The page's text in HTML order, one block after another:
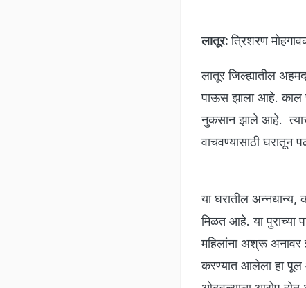
लातूर: त्रिशरण
लातूर जिल्ह्यातील
पाऊस झाला आहे. काल
नुकसान झाले आहे.
वाचवण्यासाठी घरातून
या घरातील अन्नधान्य,
मिळत आहे. या पुराच्या
महिलांना अश्रू अनावर
करण्यात आलेला हा पूल